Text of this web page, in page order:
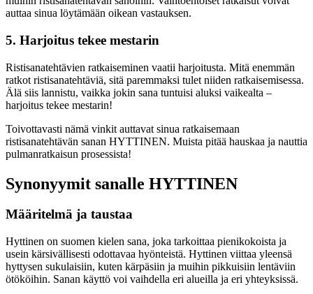
auttaa sinua löytämään oikean vastauksen.
5. Harjoitus tekee mestarin
Ristisanatehtävien ratkaiseminen vaatii harjoitusta. Mitä enemmän
ratkot ristisanatehtäviä, sitä paremmaksi tulet niiden ratkaisemisessa.
Älä siis lannistu, vaikka jokin sana tuntuisi aluksi vaikealta –
harjoitus tekee mestarin!
Toivottavasti nämä vinkit auttavat sinua ratkaisemaan
ristisanatehtävän sanan HYTTINEN. Muista pitää hauskaa ja nauttia
pulmanratkaisun prosessista!
Synonyymit sanalle HYTTINEN
Määritelmä ja taustaa
Hyttinen on suomen kielen sana, joka tarkoittaa pienikokoista ja
usein kärsivällisesti odottavaa hyönteistä. Hyttinen viittaa yleensä
hyttysen sukulaisiin, kuten kärpäsiin ja muihin pikkuisiin lentäviin
ötököihin. Sanan käyttö voi vaihdella eri alueilla ja eri yhteyksissä.